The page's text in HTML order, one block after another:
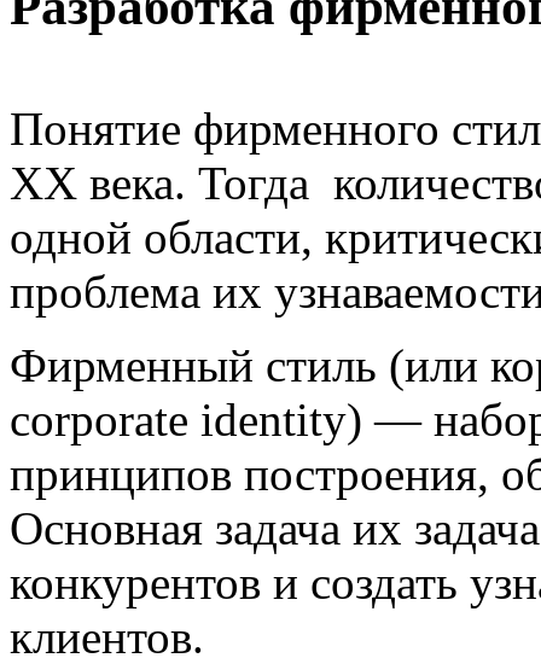
Понятие фирменного
XX века. Тогда
одной области,
проблема их
Фирменный стиль (или
corporate identity) —
принципов построения,
Основная задача их
конкурентов и создать
клиентов.